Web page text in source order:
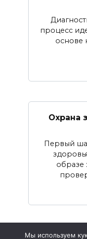
процесс
основе
Охрана
Первый
образе
Мы используем